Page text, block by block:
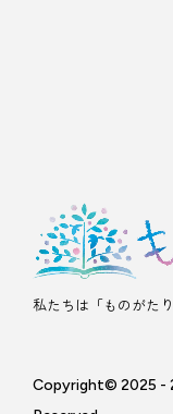
私たちは「ものがた
Copyright© 2025 -